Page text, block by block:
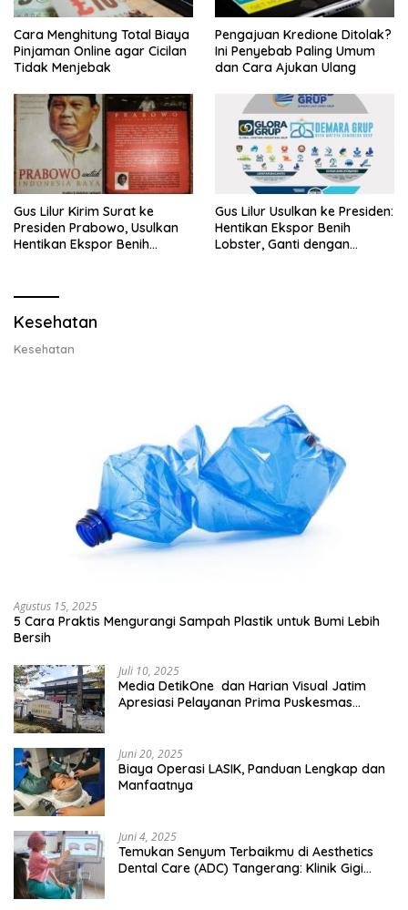
Cara Menghitung Total Biaya
Pinjaman Online agar Cicilan
Tidak Menjebak
Pengajuan Kredione Ditolak?
Ini Penyebab Paling Umum
dan Cara Ajukan Ulang
Gus Lilur Kirim Surat ke
Presiden Prabowo, Usulkan
Hentikan Ekspor Benih
Gus Lilur Usulkan ke Presiden:
Hentikan Ekspor Benih
Lobster, Ganti dengan
Kesehatan
Kesehatan
Agustus 15, 2025
5 Cara Praktis Mengurangi Sampah Plastik untuk Bumi Lebih
Bersih
Juli 10, 2025
Media DetikOne dan Harian Visual Jatim
Apresiasi Pelayanan Prima Puskesmas
Juni 20, 2025
Biaya Operasi LASIK, Panduan Lengkap dan
Manfaatnya
Juni 4, 2025
Temukan Senyum Terbaikmu di Aesthetics
Dental Care (ADC) Tangerang: Klinik Gigi